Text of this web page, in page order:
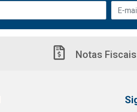
Notas Fiscais